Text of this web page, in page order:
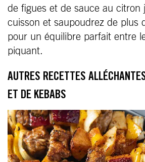
de figues et de sauce au citron
cuisson et saupoudrez de plus
pour un équilibre parfait entre
piquant.
AUTRES RECETTES
ET DE KEBABS